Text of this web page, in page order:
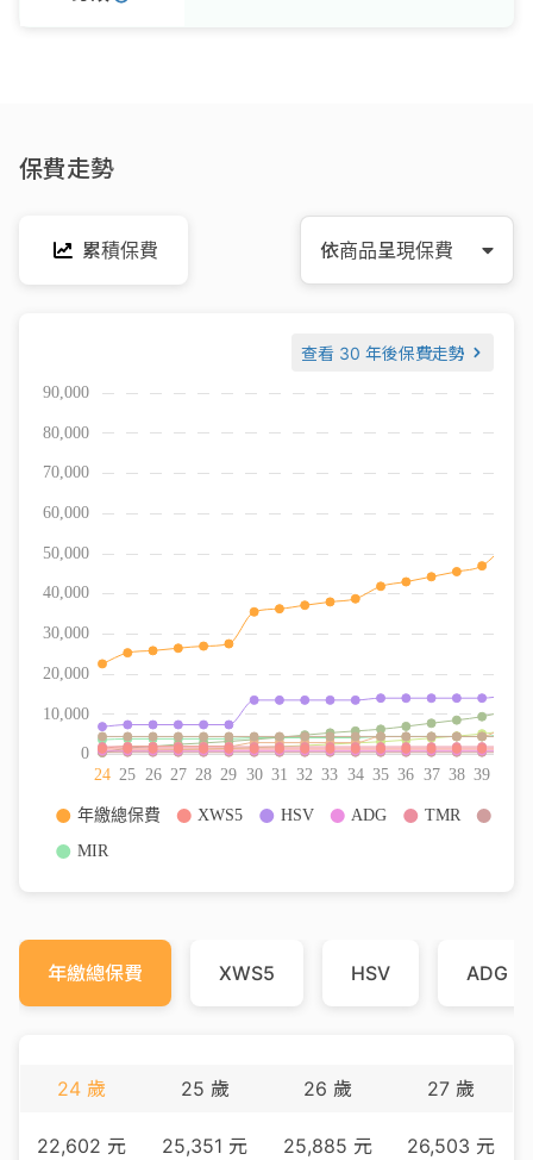
保費走勢
累積保費 依商品呈現保費
查看 30 年後保費走勢
年繳總保費 XWS5 HSV ADG
24 歲
22,602 元
25 歲
25,351 元
26 歲
25,885 元
27 歲
26,503 元